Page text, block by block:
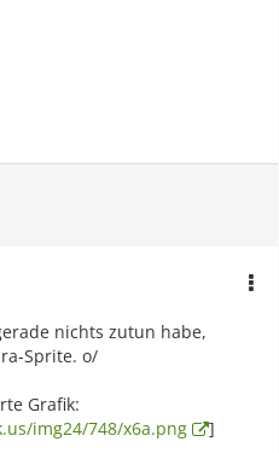
nichts zutun habe,
Sprite. o/
Grafik:
img24/748/x6a.png
]